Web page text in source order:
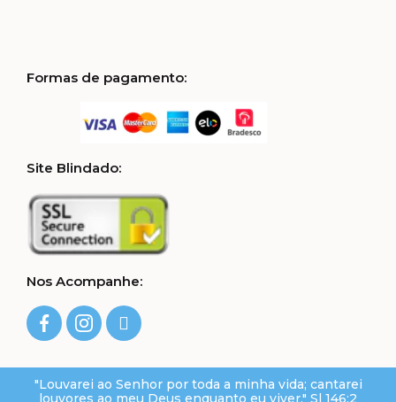
Formas de pagamento:
Site Blindado:
Nos Acompanhe:
"Louvarei ao Senhor por toda a minha vida; cantarei
louvores ao meu Deus enquanto eu viver." Sl 146:2